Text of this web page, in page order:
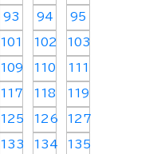
93 94 95
101 102 103
109 110 111
117 118 119
125 126 127
133 134 135